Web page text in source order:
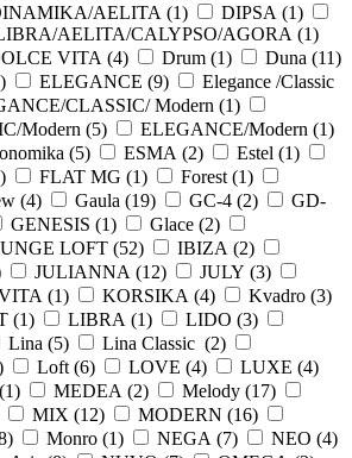
AELITA (1) DIPSA (1)
AELITA/CALYPSO/AGORA (1)
VITA (4) Drum (1) Duna (11)
) ELEGANCE (9)
Elegance /Classic
CLASSIC/ Modern (1)
Modern (5) ELEGANCE/Modern (1)
(5) ESMA (2) Estel (1)
) FLAT MG (1) Forest (1)
(4) Gaula (19) GC-4 (2)
GD-
GENESIS (1) Glace (2)
LOFT (52) IBIZA (2)
JULIANNA (12) JULY (3)
(1) KORSIKA (4) Kvadro (3)
(1) LIBRA (1) LIDO (3)
Lina (5) Lina Classic (2)
Loft (6) LOVE (4) LUXE (4)
1) MEDEA (2) Melody (17)
MIX (12) MODERN (16)
) Monro (1) NEGA (7) NEO (4)